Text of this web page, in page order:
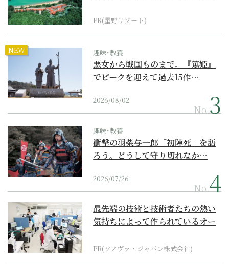
PR(星野リゾート)
NEW 趣味･教養
悪女から戦国ものまで。『篤姫』
でピークを迎えて過去15作…
2026/08/02
No.
趣味･教養
衝撃の羽柴与一郎「初陣死」を語
ろう。どうして守り切れなか…
2026/07/26
No.
最先端の技術と技術者たちの熱い
気持ちによって作られているオー
PR(ソノヴァ・ジャパン株式会社)